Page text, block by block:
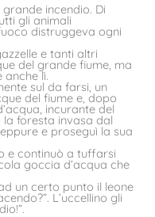
incendio. Di
gli animali
distruggeva ogni
e tanti altri
del grande fiume, ma
lì.
sul da farsi, un
del fiume e, dopo
incurante del
foresta invasa dal
e proseguì la sua
e continuò a tuffarsi
goccia d’acqua che
un certo punto il leone
L’uccellino gli